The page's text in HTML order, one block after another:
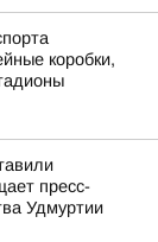
коробки,
пресс-
Удмуртии